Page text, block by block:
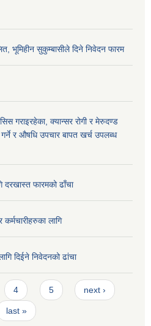
भूमिहीन सुकुम्बासीले दिने निवेदन फारम
गराइरहेका, क्यान्सर रोगी र मेरुदण्ड
गर्ने र औषधि उपचार बापत खर्च उपलब्ध
दरखास्त फारमको ढाँचा
लागि
दिईने निवेदनको ढांचा
4 5 next ›
last »